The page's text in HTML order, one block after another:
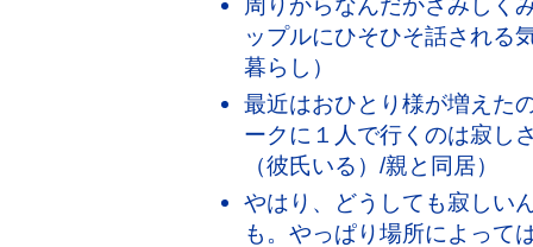
ップルにひそひそ話される
暮らし）
最近はおひとり様が増えた
ークに１人で行くのは寂し
（彼氏いる）/親と同居）
やはり、どうしても寂しい
も。やっぱり場所によって